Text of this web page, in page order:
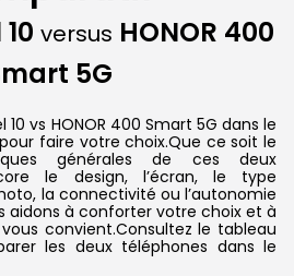
versus HONOR 400
5G
10 vs HONOR 400 Smart 5G dans le
faire votre choix.Que ce soit le
générales de ces deux
le design, l’écran, le type
la connectivité ou l’autonomie
aidons à conforter votre choix et à
convient.Consultez le tableau
les deux téléphones dans le